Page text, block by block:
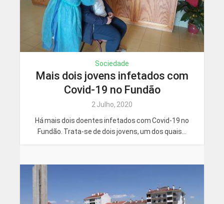
Sociedade
Mais dois jovens infetados com
Covid-19 no Fundão
2 Julho, 2020
Há mais dois doentes infetados com Covid-19 no
Fundão. Trata-se de dois jovens, um dos quais...